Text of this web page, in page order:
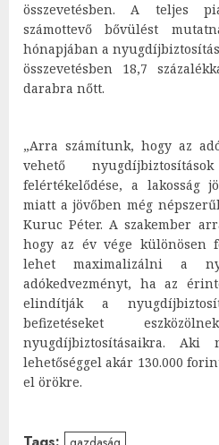
összevetésben. A teljes
számottevő bővülést
hónapjában a
összevetésben 18,7
darabra nőtt.
„Arra számítunk, hogy az
vehető
felértékelődése, a lakosság
miatt a jövőben még
Kuruc Péter. A szakember
hogy az év vége különösen
lehet maximalizálni a
adókedvezményt, ha az
elindítják a
befizetéseket
nyugdíjbiztosításaikra.
lehetőséggel akár 130.000
el örökre.